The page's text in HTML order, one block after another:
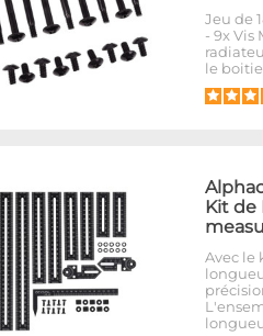
Jeu de
- 9x Vis
le
Kit de
Avec le